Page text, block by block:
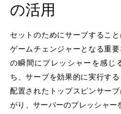
の活用
セットのためにサーブするこ
ゲームチェンジャーとなる重
の瞬間にプレッシャーを感じ
ち、サーブを効果的に実行す
配置されたトップスピンサー
がり、サーバーのプレッシャー